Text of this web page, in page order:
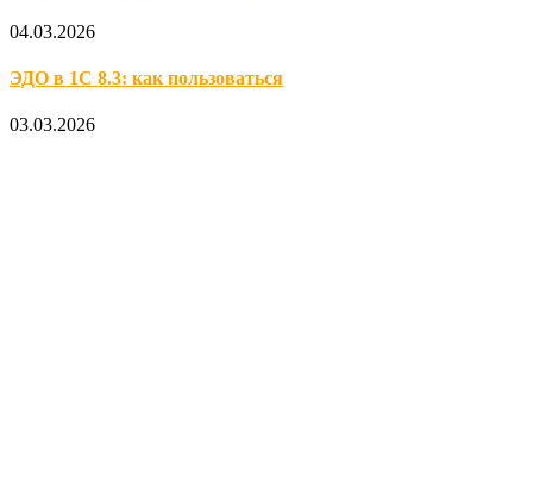
04.03.2026
ЭДО в 1С 8.3: как пользоваться
03.03.2026